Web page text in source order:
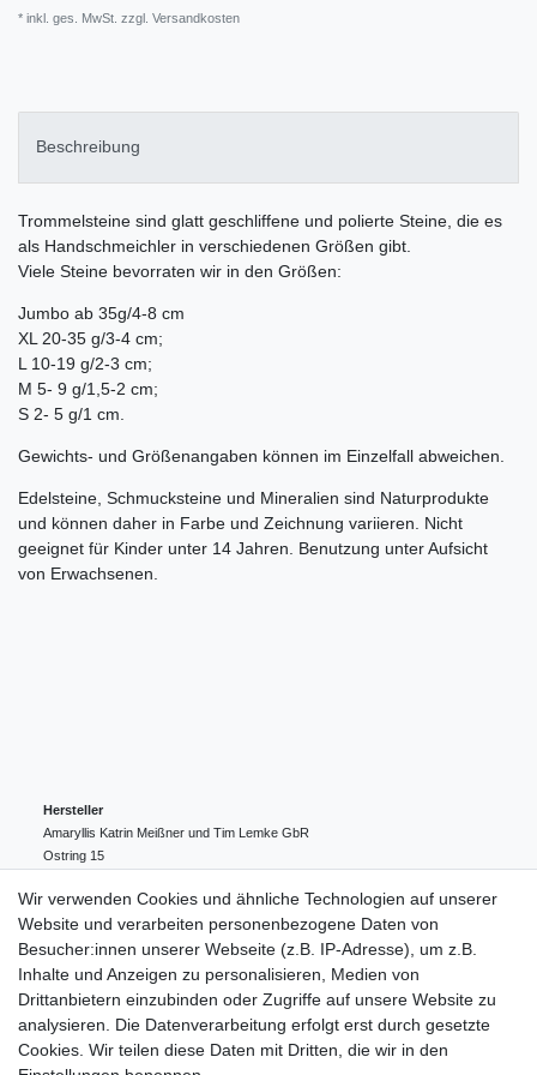
* inkl. ges. MwSt. zzgl. Versandkosten
Beschreibung
Trommelsteine sind glatt geschliffene und polierte Steine, die es
als Handschmeichler in verschiedenen Größen gibt.
Viele Steine bevorraten wir in den Größen:
Jumbo ab 35g/4-8 cm
XL 20-35 g/3-4 cm;
L 10-19 g/2-3 cm;
M 5- 9 g/1,5-2 cm;
S 2- 5 g/1 cm.
Gewichts- und Größenangaben können im Einzelfall abweichen.
Edelsteine, Schmucksteine und Mineralien sind Naturprodukte
und können daher in Farbe und Zeichnung variieren. Nicht
geeignet für Kinder unter 14 Jahren. Benutzung unter Aufsicht
von Erwachsenen.
Hersteller
Amaryllis Katrin Meißner und Tim Lemke GbR
Ostring 15
004943548099856
amaryllis-eckernfoerde@t-online.de
EU-Verantwortlicher
Amaryllis Katrin Meißner und Tim Lemke GbR
Ostring
15
004943548099856
amaryllis-eckernfoerde@t-online.de
Wir verwenden Cookies und ähnliche Technologien auf unserer
Website und verarbeiten personenbezogene Daten von
Besucher:innen unserer Webseite (z.B. IP-Adresse), um z.B.
Inhalte und Anzeigen zu personalisieren, Medien von
Drittanbietern einzubinden oder Zugriffe auf unsere Website zu
analysieren. Die Datenverarbeitung erfolgt erst durch gesetzte
Cookies. Wir teilen diese Daten mit Dritten, die wir in den